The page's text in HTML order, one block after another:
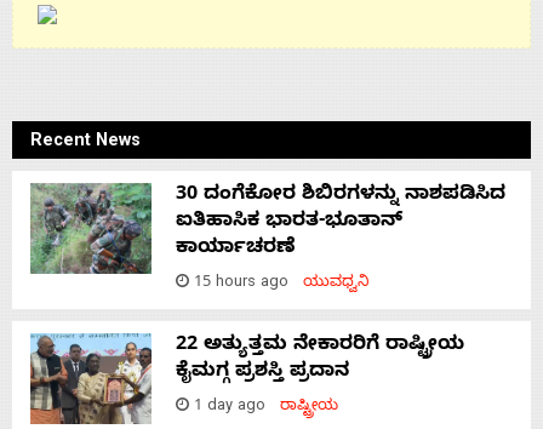
Recent News
30 ದಂಗೆಕೋರ ಶಿಬಿರಗಳನ್ನು ನಾಶಪಡಿಸಿದ
ಐತಿಹಾಸಿಕ ಭಾರತ-ಭೂತಾನ್
ಕಾರ್ಯಾಚರಣೆ
15 hours ago ಯುವಧ್ವನಿ
22 ಅತ್ಯುತ್ತಮ ನೇಕಾರರಿಗೆ ರಾಷ್ಟ್ರೀಯ
ಕೈಮಗ್ಗ ಪ್ರಶಸ್ತಿ ಪ್ರದಾನ
1 day ago ರಾಷ್ಟ್ರೀಯ